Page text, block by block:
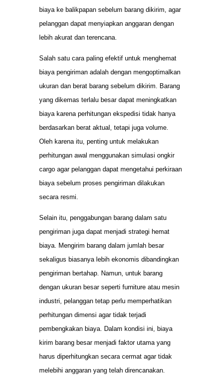
biaya ke balikpapan sebelum barang dikirim, agar
pelanggan dapat menyiapkan anggaran dengan
lebih akurat dan terencana.
Salah satu cara paling efektif untuk menghemat
biaya pengiriman adalah dengan mengoptimalkan
ukuran dan berat barang sebelum dikirim. Barang
yang dikemas terlalu besar dapat meningkatkan
biaya karena perhitungan ekspedisi tidak hanya
berdasarkan berat aktual, tetapi juga volume.
Oleh karena itu, penting untuk melakukan
perhitungan awal menggunakan simulasi ongkir
cargo agar pelanggan dapat mengetahui perkiraan
biaya sebelum proses pengiriman dilakukan
secara resmi.
Selain itu, penggabungan barang dalam satu
pengiriman juga dapat menjadi strategi hemat
biaya. Mengirim barang dalam jumlah besar
sekaligus biasanya lebih ekonomis dibandingkan
pengiriman bertahap. Namun, untuk barang
dengan ukuran besar seperti furniture atau mesin
industri, pelanggan tetap perlu memperhatikan
perhitungan dimensi agar tidak terjadi
pembengkakan biaya. Dalam kondisi ini, biaya
kirim barang besar menjadi faktor utama yang
harus diperhitungkan secara cermat agar tidak
melebihi anggaran yang telah direncanakan.